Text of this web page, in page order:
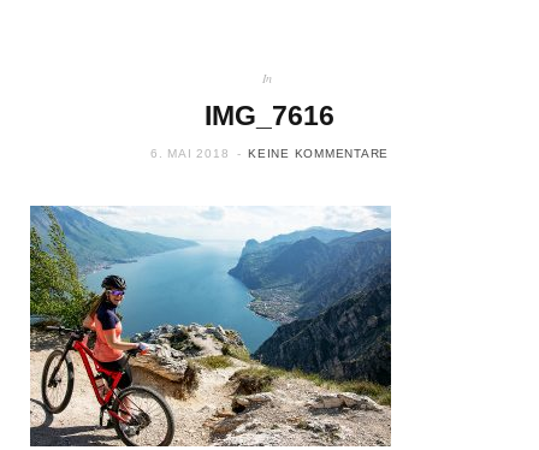
In
IMG_7616
6. MAI 2018 KEINE KOMMENTARE